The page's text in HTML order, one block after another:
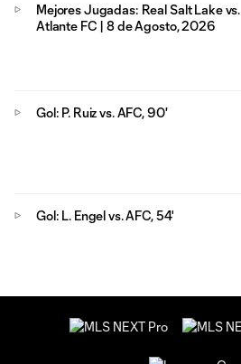
Mejores Jugadas: Real Salt Lake vs.
Atlante FC | 8 de Agosto, 2026
Gol: P. Ruiz vs. AFC, 90'
Gol: L. Engel vs. AFC, 54'